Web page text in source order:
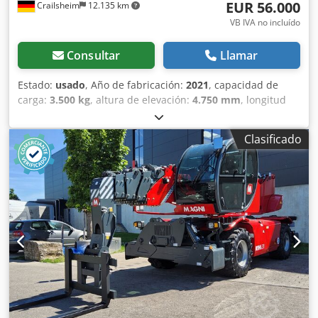
Crailsheim 12.135 km EUR 56.000
VB IVA no incluído
Consultar Llamar
Estado: usado, Año de fabricación: 2021, capacidad de
carga: 3.500 kg, altura de elevación: 4.750 mm, longitud
, · Centro de carga 500 mm · Distancia de
carga, centro del eje motriz a la horquilla 631 mm · Carga
del eje delantero (cargado) / Carga del eje trasero
(cargado) 7350 kg / 850 kg · Carga del eje delantero sin
carga / Carga del eje trasero sin carga 1710 kg / 3070 kg ·
Número de ruedas delanteras / traseras 2 / 2 · Número de
ruedas motrices 2 · Vía delantera 1044 mm · Distancia
entre las ruedas traseras: 1108 mm Altura del asiento: 972
mm · Carro portahorquillas DIN 15173 A/B: 3A · Ancho de
pasillo para palets de 1000 x 1200 en sentido transversal:
4711 mm Radio de giro: 2680 m · Velocidad de conducción
(con carga/sin carga): 21 km/h-21 km/h · Velocidad de
elevación (con carga/sin carga): 0,50 m/s-0,50 m/s Djdpfx
Afjzttblozjwa · Velocidad de descenso (con carga/sin carga)
Clasificado